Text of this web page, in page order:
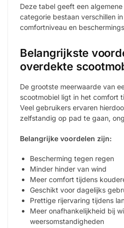
Deze tabel geeft een
categorie bestaan verschillen
comfortniveau en
Belangrijkste
overdekte
De grootste meerwaarde van
scootmobiel ligt in het comfort
Veel gebruikers ervaren
zelfstandig op pad te gaan,
Belangrijke voordelen zijn:
Bescherming tegen regen
Minder hinder van wind
Meer comfort tijdens
Geschikt voor dagelijks
Prettige rijervaring tijdens
Meer onafhankelijkheid bij
weersomstandigheden